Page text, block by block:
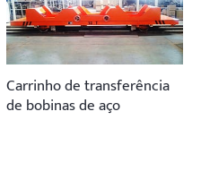
Carrinho de transferência
de bobinas de aço